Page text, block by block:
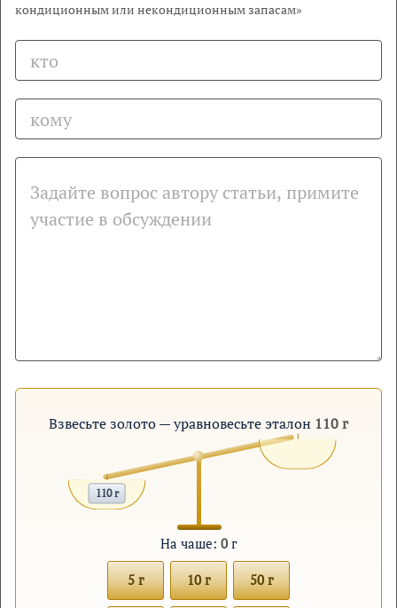
кондиционным или некондиционным запасам»
Взвесьте золото — уравновесьте эталон 110 г
110 г
На чаше: 0 г
5 г 10 г 50 г